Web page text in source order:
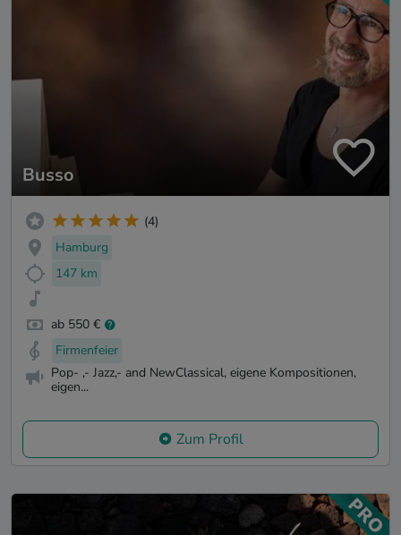
Busso
(4)
Hamburg
147 km
ab 550 €
Firmenfeier
Pop- ,- Jazz,- and NewClassical, eigene Kompositionen,
eigen...
Zum Profil